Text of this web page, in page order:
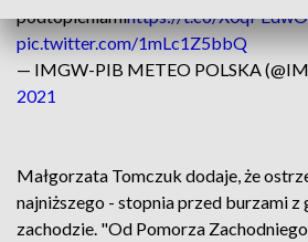
podtopieniamihttps://t.co/
pic.twitter.com/1mLc1Z5bbQ
— IMGW-PIB METEO POLSKA
2021
Małgorzata Tomczuk dodaje, że
najniższego - stopnia przed burzami z
zachodzie. "Od Pomorza